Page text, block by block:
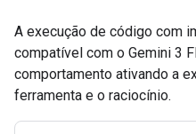
A execução de código com
compatível com o Gemini 3
comportamento ativando a
ferramenta e o raciocínio.